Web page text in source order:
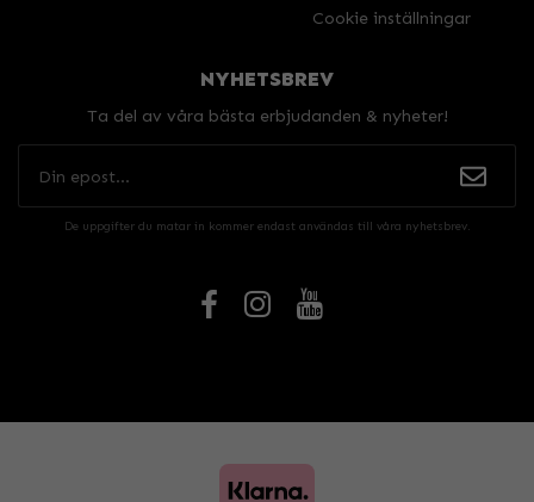
Cookie inställningar
NYHETSBREV
Ta del av våra bästa erbjudanden & nyheter!
De uppgifter du matar in kommer endast användas till våra nyhetsbrev.